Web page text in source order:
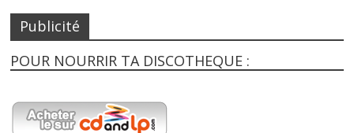
Publicité
POUR NOURRIR TA DISCOTHEQUE :